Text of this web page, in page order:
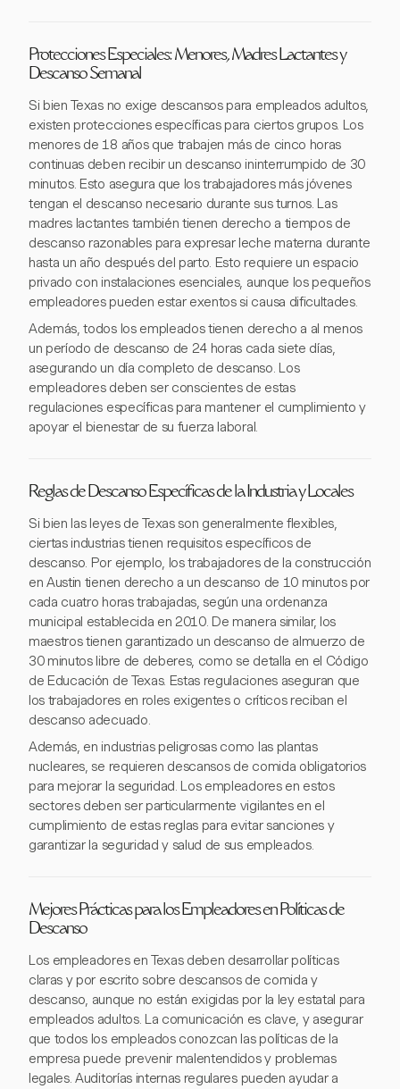
Protecciones Especiales: Menores, Madres Lactantes y
Descanso Semanal
Si bien Texas no exige descansos para empleados adultos,
existen protecciones específicas para ciertos grupos. Los
menores de 18 años que trabajen más de cinco horas
continuas deben recibir un descanso ininterrumpido de 30
minutos. Esto asegura que los trabajadores más jóvenes
tengan el descanso necesario durante sus turnos. Las
madres lactantes también tienen derecho a tiempos de
descanso razonables para expresar leche materna durante
hasta un año después del parto. Esto requiere un espacio
privado con instalaciones esenciales, aunque los pequeños
empleadores pueden estar exentos si causa dificultades.
Además, todos los empleados tienen derecho a al menos
un período de descanso de 24 horas cada siete días,
asegurando un día completo de descanso. Los
empleadores deben ser conscientes de estas
regulaciones específicas para mantener el cumplimiento y
apoyar el bienestar de su fuerza laboral.
Reglas de Descanso Específicas de la Industria y Locales
Si bien las leyes de Texas son generalmente flexibles,
ciertas industrias tienen requisitos específicos de
descanso. Por ejemplo, los trabajadores de la construcción
en Austin tienen derecho a un descanso de 10 minutos por
cada cuatro horas trabajadas, según una ordenanza
municipal establecida en 2010. De manera similar, los
maestros tienen garantizado un descanso de almuerzo de
30 minutos libre de deberes, como se detalla en el Código
de Educación de Texas. Estas regulaciones aseguran que
los trabajadores en roles exigentes o críticos reciban el
descanso adecuado.
Además, en industrias peligrosas como las plantas
nucleares, se requieren descansos de comida obligatorios
para mejorar la seguridad. Los empleadores en estos
sectores deben ser particularmente vigilantes en el
cumplimiento de estas reglas para evitar sanciones y
garantizar la seguridad y salud de sus empleados.
Mejores Prácticas para los Empleadores en Políticas de
Descanso
Los empleadores en Texas deben desarrollar políticas
claras y por escrito sobre descansos de comida y
descanso, aunque no están exigidas por la ley estatal para
empleados adultos. La comunicación es clave, y asegurar
que todos los empleados conozcan las políticas de la
empresa puede prevenir malentendidos y problemas
legales. Auditorías internas regulares pueden ayudar a